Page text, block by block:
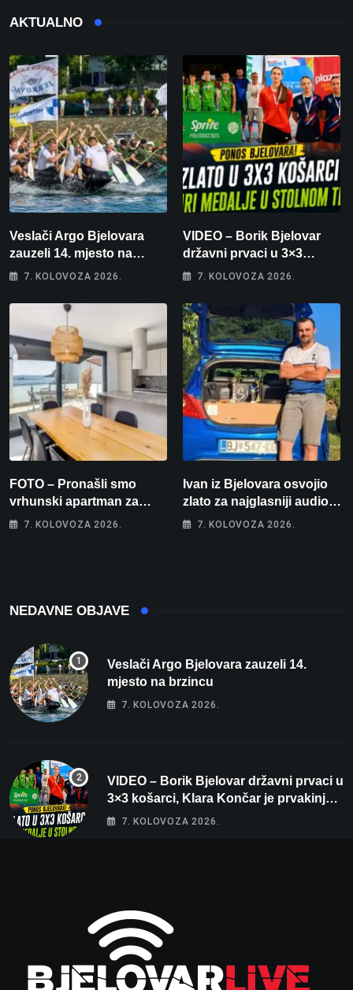
AKTUALNO
Veslači Argo Bjelovara
zauzeli 14. mjesto na
brzincu
7. KOLOVOZA 2026.
VIDEO – Borik Bjelovar
državni prvaci u 3×3
košarci, Klara Končar je
stolnom tenisu!
7. KOLOVOZA 2026.
FOTO – Pronašli smo
vrhunski apartman za
odmor: Pogled na more, tri
7. KOLOVOZA 2026.
Ivan iz Bjelovara osvojio
zlato za najglasniji audio
sustav i srušio osobni
7. KOLOVOZA 2026.
NEDAVNE OBJAVE
Veslači Argo Bjelovara zauzeli 14.
mjesto na brzincu
7. KOLOVOZA 2026.
VIDEO – Borik Bjelovar državni prvaci u
3×3 košarci, Klara Končar je prvakinja
Hrvatske u stolnom tenisu!
7. KOLOVOZA 2026.